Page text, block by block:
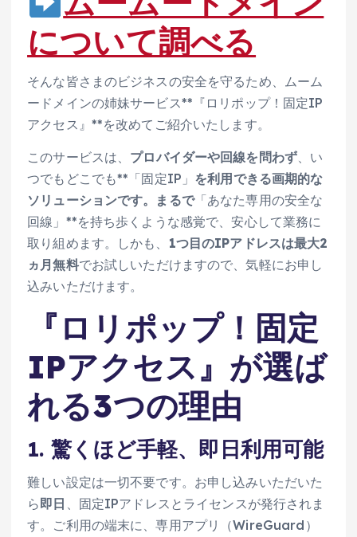
について調べる
そんな皆さまのビジネスの安全を守るため、ムーム
ードメインの姉妹サービス**『ロリポップ！固定IP
アクセス』**を改めてご紹介いたします。
このサービスは、 プロバイダーや回線を問わず、い
つでもどこでも**「固定IP」 を利用できる画期的な
ソリューションです。まるで「あなた専用の安全な
回線」**を持ち歩くような感覚で、安心して業務に
取り組めます。しかも、 1つ目のIPアドレスは最大2
ヵ月無料でお試しいただけますので、気軽にお申し
込みいただけます。
『ロリポップ！固定
IPアクセス』が選ば
れる3つの理由
1. 驚くほど手軽、即日利用可能
難しい設定は一切不要です。お申し込みいただいた
ら即日
、固定IPアドレスとライセンスが発行されま
す。ご利用の端末に、専用アプリ（WireGuard）